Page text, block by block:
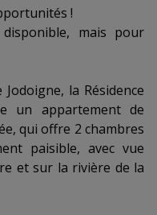
!
mais pour
la Résidence
un appartement de
qui offre 2 chambres
paisible, avec vue
et sur la rivière de la